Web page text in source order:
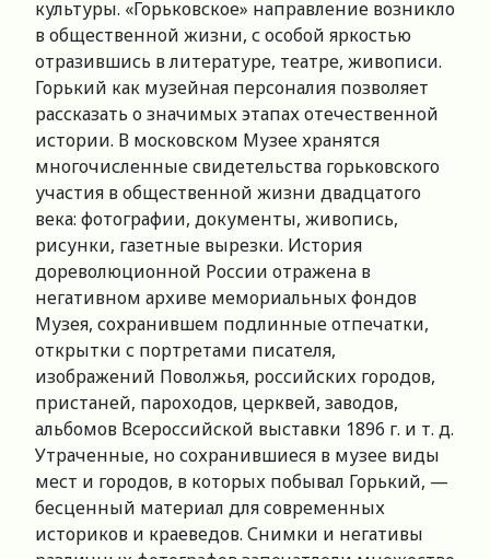
культуры. «Горьковское» направление возникло
в общественной жизни, с особой яркостью
отразившись в литературе, театре, живописи.
Горький как музейная персоналия позволяет
рассказать о значимых этапах отечественной
истории. В московском Музее хранятся
многочисленные свидетельства горьковского
участия в общественной жизни двадцатого
века: фотографии, документы, живопись,
рисунки, газетные вырезки. История
дореволюционной России отражена в
негативном архиве мемориальных фондов
Музея, сохранившем подлинные отпечатки,
открытки с портретами писателя,
изображений Поволжья, российских городов,
пристаней, пароходов, церквей, заводов,
альбомов Всероссийской выставки 1896 г. и т. д.
Утраченные, но сохранившиеся в музее виды
мест и городов, в которых побывал Горький, —
бесценный материал для современных
историков и краеведов. Снимки и негативы